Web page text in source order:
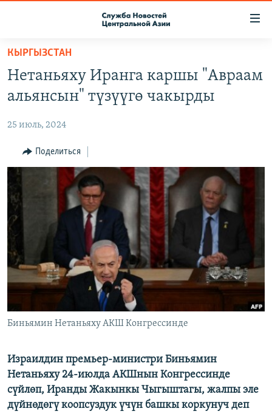
Вернуться
основному
содержанию
навигации
Вернутся
поиску
RFE/RL ДИРЕКТ
НАСТОЯЩЕЕ ВРЕМЯ
МИГРАНТ МЕДИА
КЫРГЫЗСТАН
Нетаньяху Иранга каршы "Авраам
альянсын" түзүүгө чакырды
25 июль, 2024
Поделиться
Биньямин Нетаньяху АКШ Конгрессинде
Израилдин премьер-министри Биньямин
Нетаньяху 24-июлда АКШнын Конгрессинде
сүйлөп, Иранды Жакынкы Чыгыштагы, жалпы эле
дүйнөдөгү коопсуздук үчүн башкы коркунуч деп